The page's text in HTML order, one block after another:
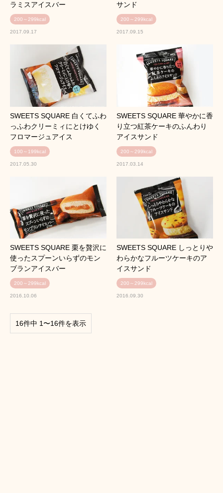
ラミスアイスバー
200～299kcal
2017.09.17
サンド
200～299kcal
2017.09.15
SWEETS SQUARE 白くてふわ
っふわクリーミィにとけゆく
フロマージュアイス
100～199kcal
2017.05.30
SWEETS SQUARE 華やかに香
り立つ紅茶ケーキのふんわり
アイスサンド
200～299kcal
2017.03.14
SWEETS SQUARE 栗を贅沢に
使ったスプーンいらずのモン
ブランアイスバー
200～299kcal
2016.10.06
SWEETS SQUARE しっとりや
わらかなフルーツケーキのア
イスサンド
200～299kcal
2016.09.30
16件中 1〜16件を表示